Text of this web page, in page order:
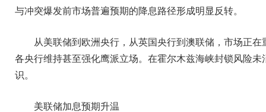
与冲突爆发前市场普遍预期的降息路径形成明显反转。
从美联储到欧洲央行，从英国央行到澳联储，市场正
各央行维持甚至强化鹰派立场。在霍尔木兹海峡封锁风险
识。
美联储加息预期升温